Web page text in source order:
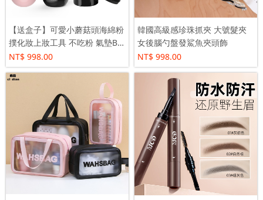
【送盒子】可愛小蘑菇頭海綿粉
撲化妝上妝工具 不吃粉 氣墊BB
霜幹濕兩用
NT$ 998.00
韓國高級感珍珠抓夾 大號髮夾
女後腦勺盤發鯊魚夾頭飾
NT$ 998.00